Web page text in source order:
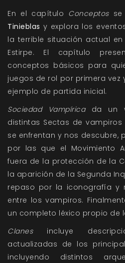
En el capítulo Conceptosse
Tinieblas y explora los
la terrible situación actual
Estirpe. El capítulo
conceptos básicos para
juegos de rol por primera vez
ejemplo de partida inicial.
Sociedad Vampíricada un
distintas Sectas de
se enfrentan y nos descubre,
por las que el Movimiento
fuera de la protección de la
la aparición de la Segunda
repaso por la iconografía y
entre los vampiros.
un completo léxico propio de
Clanesincluye
actualizadas de los
incluyendo distintos